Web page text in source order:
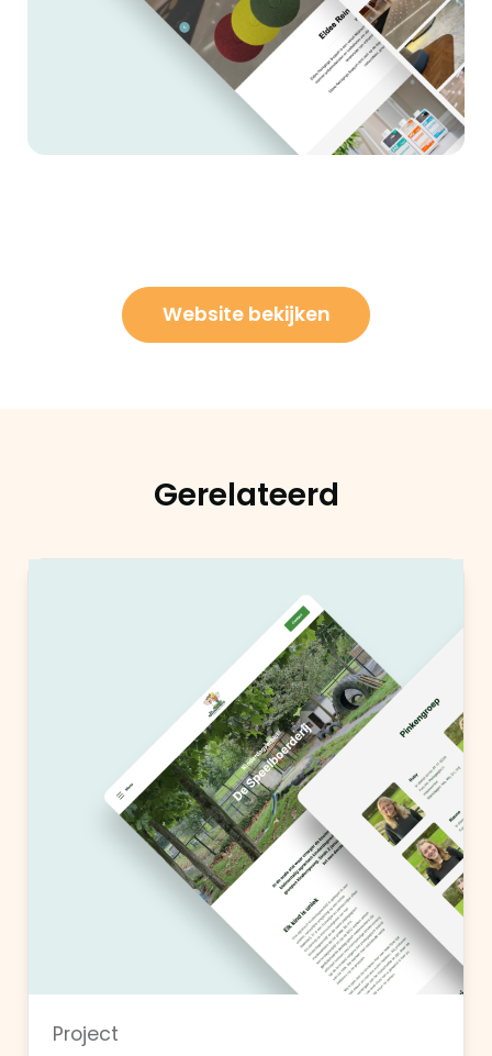
Website bekijken
Gerelateerd
Project